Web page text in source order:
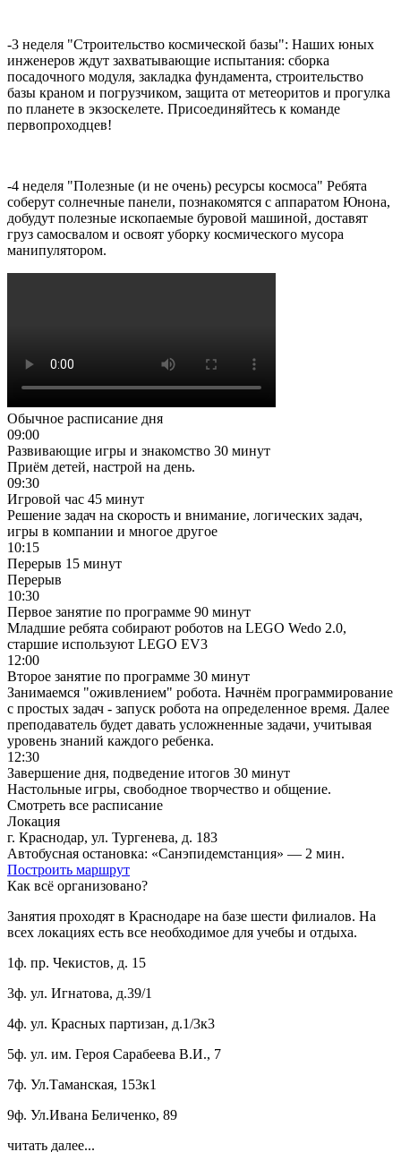
-3 неделя "Строительство космической базы": Наших юных
инженеров ждут захватывающие испытания: сборка
посадочного модуля, закладка фундамента, строительство
базы краном и погрузчиком, защита от метеоритов и прогулка
по планете в экзоскелете. Присоединяйтесь к команде
первопроходцев!
-4 неделя "Полезные (и не очень) ресурсы космоса" Ребята
соберут солнечные панели, познакомятся с аппаратом Юнона,
добудут полезные ископаемые буровой машиной, доставят
груз самосвалом и освоят уборку космического мусора
манипулятором.
Обычное расписание дня
09:00
Развивающие игры и знакомство 30 минут
Приём детей, настрой на день.
09:30
Игровой час 45 минут
Решение задач на скорость и внимание, логических задач,
игры в компании и многое другое
10:15
Перерыв 15 минут
Перерыв
10:30
Первое занятие по программе 90 минут
Младшие ребята собирают роботов на LEGO Wedo 2.0,
старшие используют LEGO EV3
12:00
Второе занятие по программе 30 минут
Занимаемся "оживлением" робота. Начнём программирование
с простых задач - запуск робота на определенное время. Далее
преподаватель будет давать усложненные задачи, учитывая
уровень знаний каждого ребенка.
12:30
Завершение дня, подведение итогов 30 минут
Настольные игры, свободное творчество и общение.
Смотреть все расписание
Локация
г. Краснодар, ул. Тургенева, д. 183
Автобусная остановка: «Санэпидемстанция» — 2 мин.
Построить маршрут
Как всё организовано?
Занятия проходят в Краснодаре на базе шести филиалов. На
всех локациях есть все необходимое для учебы и отдыха.
1ф. пр. Чекистов, д. 15
3ф. ул. Игнатова, д.39/1
4ф. ул. Красных партизан, д.1/3к3
5ф. ул. им. Героя Сарабеева В.И., 7
7ф. Ул.Таманская, 153к1
9ф. Ул.Ивана Беличенко, 89
читать далее...